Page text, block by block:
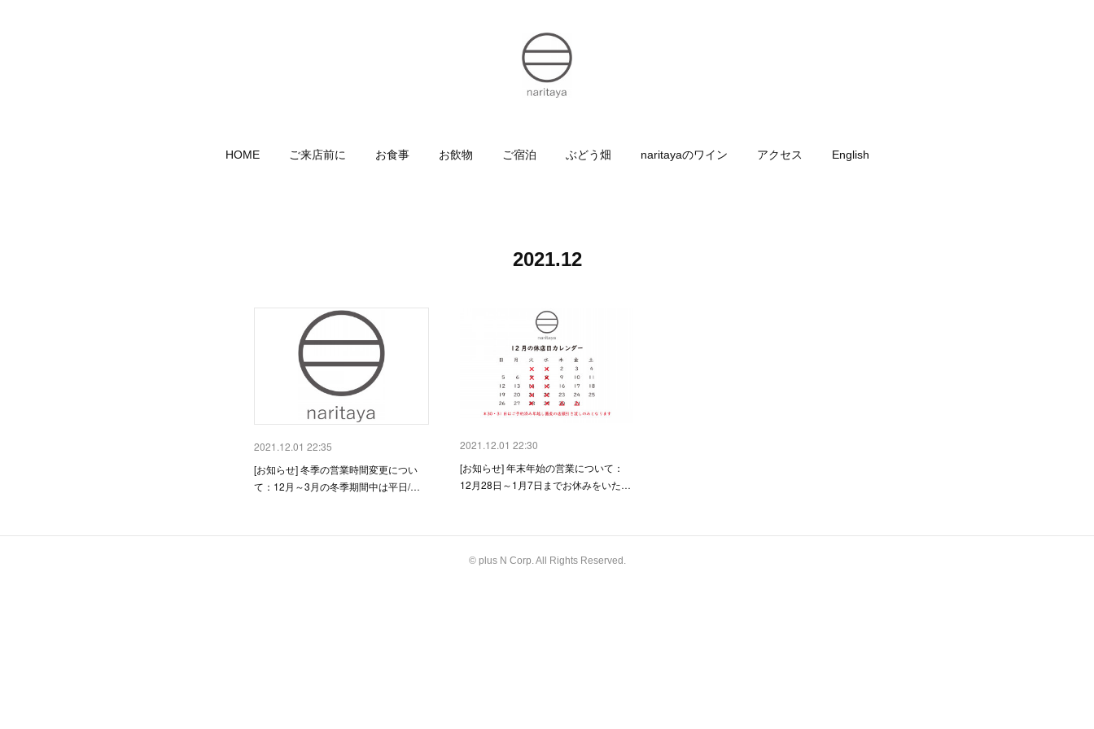
HOME ご来店前に お食事 お飲物 ご宿泊 ぶどう畑 naritayaのワイン アクセス English
2021.12
2021.12.01 22:35
[お知らせ] 冬季の営業時間変更につい
て：12月～3月の冬季期間中は平日/…
2021.12.01 22:30
[お知らせ] 年末年始の営業について：
12月28日～1月7日までお休みをいた…
© plus N Corp. All Rights Reserved.